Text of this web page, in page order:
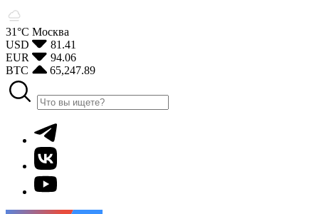
31°С Москва
USD
81.41
EUR
94.06
BTC
65,247.89